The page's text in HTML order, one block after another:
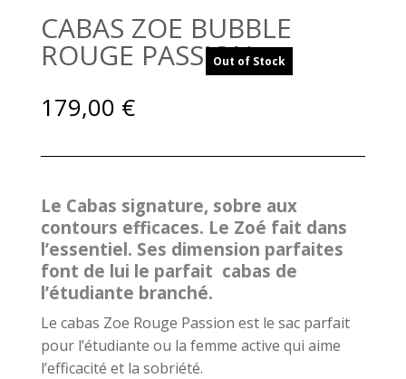
CABAS ZOE BUBBLE
ROUGE PASSION
179,00 €
Out of Stock
Le Cabas signature, sobre aux
contours efficaces. Le Zoé fait dans
l’essentiel. Ses dimension parfaites
font de lui le parfait cabas de
l’étudiante branché.
Le cabas Zoe Rouge Passion est le sac parfait
pour l’étudiante ou la femme active qui aime
l’efficacité et la sobriété.